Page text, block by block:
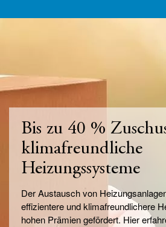
Bis zu 40 %
klimafreundliche
Heizungssysteme
Der Austausch von
effizientere und klimafreundlichere
hohen Prämien gefördert. Hier